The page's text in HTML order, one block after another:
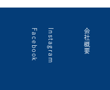
会社概要
Instagram
Facebook